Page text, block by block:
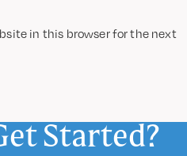
in this browser for the next
Started?